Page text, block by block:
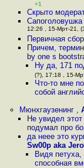
+1
Скрыто
12:26 , 15-Мрт-21,
Первичная
Причем,
by one s
Ну да, 171
(?), 17:18 , 15-
Что-то мне
собой
Мюнхгаузенинг ,
Не увидел
подумал про
да неее это
Sw00p aka
Видя
способная